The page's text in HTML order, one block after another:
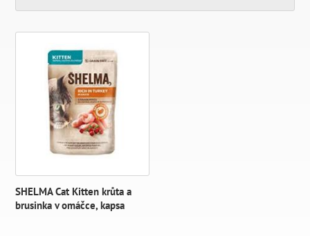
SHELMA Cat Kitten krůta a
brusinka v omáčce, kapsa